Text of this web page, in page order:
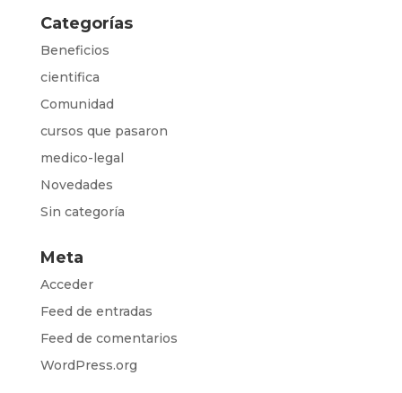
Categorías
Beneficios
cientifica
Comunidad
cursos que pasaron
medico-legal
Novedades
Sin categoría
Meta
Acceder
Feed de entradas
Feed de comentarios
WordPress.org